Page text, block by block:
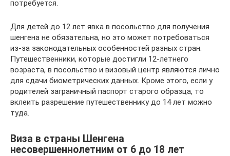
потребуется.
Для детей до 12 лет явка в посольство для получения
шенгена не обязательна, но это может потребоваться
из-за законодательных особенностей разных стран.
Путешественники, которые достигли 12-летнего
возраста, в посольство и визовый центр являются лично
для сдачи биометрических данных. Кроме этого, если у
родителей заграничный паспорт старого образца, то
вклеить разрешение путешественнику до 14 лет можно
туда.
Виза в страны Шенгена
несовершеннолетним от 6 до 18 лет